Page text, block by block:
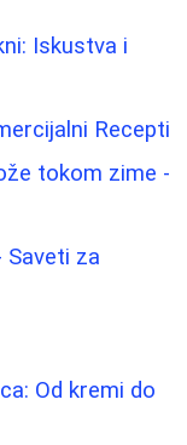
Iskustva i
Recepti
tokom zime -
Saveti za
Od kremi do